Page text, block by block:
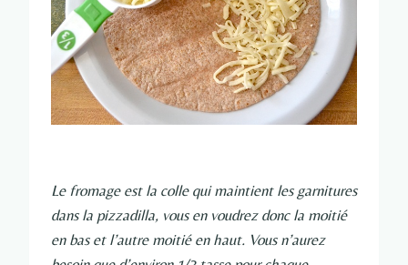
Le fromage est la colle qui maintient les garnitures
dans la pizzadilla, vous en voudrez donc la moitié
en bas et l’autre moitié en haut. Vous n’aurez